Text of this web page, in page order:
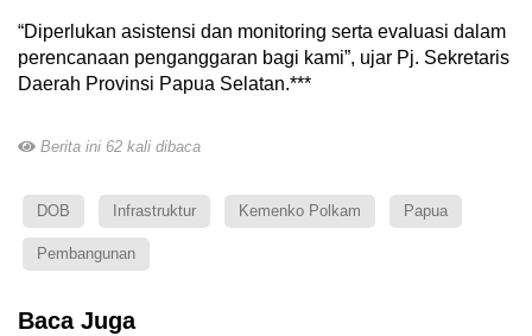
“Diperlukan asistensi dan monitoring serta evaluasi dalam
perencanaan penganggaran bagi kami”, ujar Pj. Sekretaris
Daerah Provinsi Papua Selatan.***
Berita ini 62 kali dibaca
DOB Infrastruktur Kemenko Polkam Papua
Pembangunan
Baca Juga